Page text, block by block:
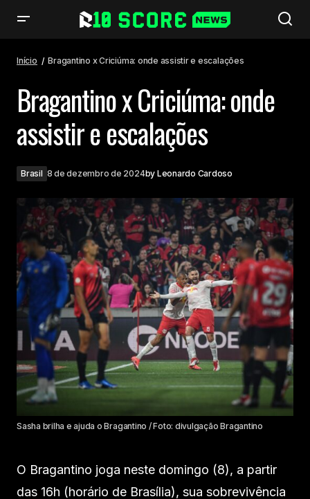
Início Bragantino x Criciúma: onde assistir e escalações
Bragantino x Criciúma: onde
assistir e escalações
Brasil 8 de dezembro de 2024by Leonardo Cardoso
Sasha brilha e ajuda o Bragantino / Foto: divulgação Bragantino
O Bragantino joga neste domingo (8), a partir
das 16h (horário de Brasília), sua sobrevivência